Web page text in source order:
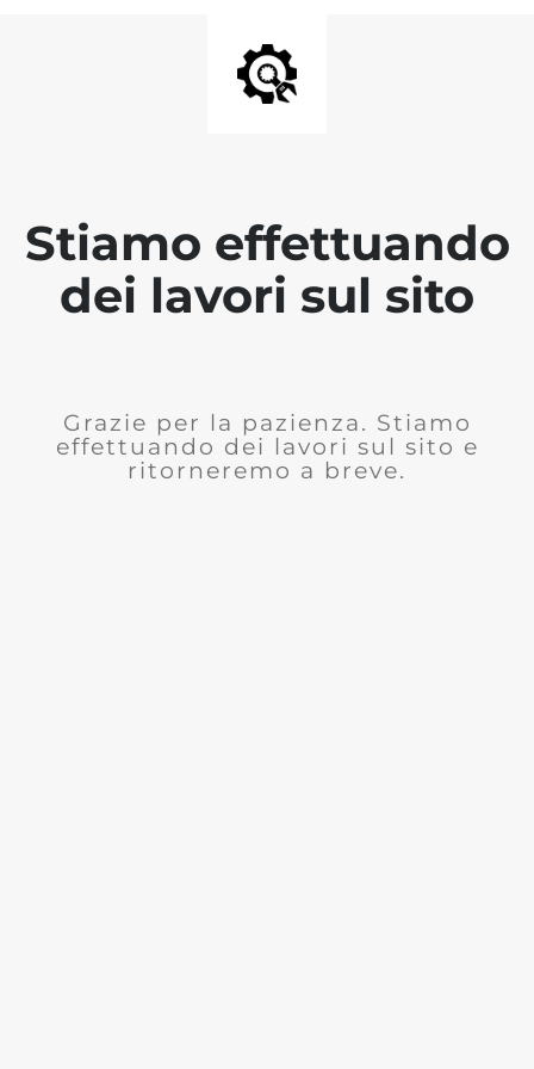
Stiamo effettuando
dei lavori sul sito
Grazie per la pazienza. Stiamo
effettuando dei lavori sul sito e
ritorneremo a breve.